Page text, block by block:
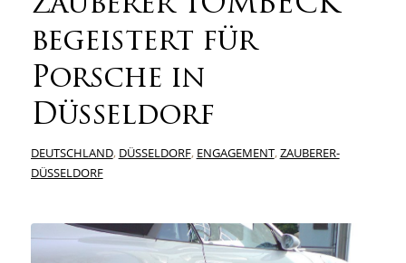
Zauberer TOMBECK
begeistert für
Porsche in
Düsseldorf
DEUTSCHLAND, DÜSSELDORF, ENGAGEMENT,ZAUBERER-
DÜSSELDORF